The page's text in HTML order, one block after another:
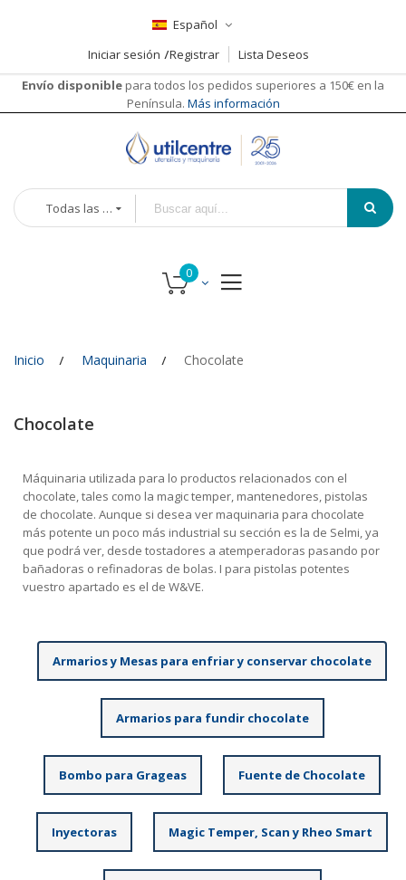
Español
Iniciar sesión
Registrar
Lista Deseos
Envío disponible para todos los pedidos superiores a 150€ en la
Península. Más información
Todas las categorías
Inicio Maquinaria Chocolate
Chocolate
Máquinaria utilizada para lo productos relacionados con el
chocolate, tales como la magic temper, mantenedores, pistolas
de chocolate. Aunque si desea ver maquinaria para chocolate
más potente un poco más industrial su sección es la de Selmi, ya
que podrá ver, desde tostadores a atemperadoras pasando por
bañadoras o refinadoras de bolas. I para pistolas potentes
vuestro apartado es el de W&VE.
Armarios y Mesas para enfriar y conservar chocolate
Armarios para fundir chocolate
Bombo para Grageas Fuente de Chocolate
Inyectoras Magic Temper, Scan y Rheo Smart